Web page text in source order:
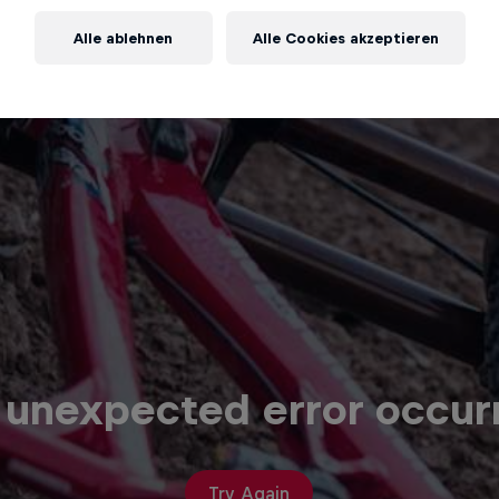
error
Try Again
Alle ablehnen Alle Cookies akzeptieren